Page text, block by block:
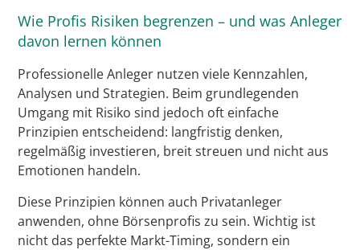
Wie Profis Risiken begrenzen – und was Anleger
davon lernen können
Professionelle Anleger nutzen viele Kennzahlen,
Analysen und Strategien. Beim grundlegenden
Umgang mit Risiko sind jedoch oft einfache
Prinzipien entscheidend: langfristig denken,
regelmäßig investieren, breit streuen und nicht aus
Emotionen handeln.
Diese Prinzipien können auch Privatanleger
anwenden, ohne Börsenprofis zu sein. Wichtig ist
nicht das perfekte Markt-Timing, sondern ein